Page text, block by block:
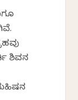
ಶಿವನ